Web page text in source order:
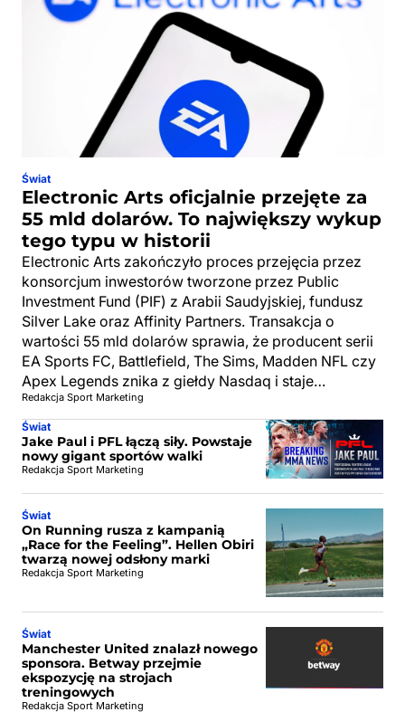
Świat
Electronic Arts oficjalnie przejęte za
55 mld dolarów. To największy wykup
tego typu w historii
Electronic Arts zakończyło proces przejęcia przez
konsorcjum inwestorów tworzone przez Public
Investment Fund (PIF) z Arabii Saudyjskiej, fundusz
Silver Lake oraz Affinity Partners. Transakcja o
wartości 55 mld dolarów sprawia, że producent serii
EA Sports FC, Battlefield, The Sims, Madden NFL czy
Apex Legends znika z giełdy Nasdaq i staje…
Redakcja Sport Marketing
Świat
Jake Paul i PFL łączą siły. Powstaje
nowy gigant sportów walki
Redakcja Sport Marketing
Świat
On Running rusza z kampanią
„Race for the Feeling”. Hellen Obiri
twarzą nowej odsłony marki
Redakcja Sport Marketing
Świat
Manchester United znalazł nowego
sponsora. Betway przejmie
ekspozycję na strojach
treningowych
Redakcja Sport Marketing